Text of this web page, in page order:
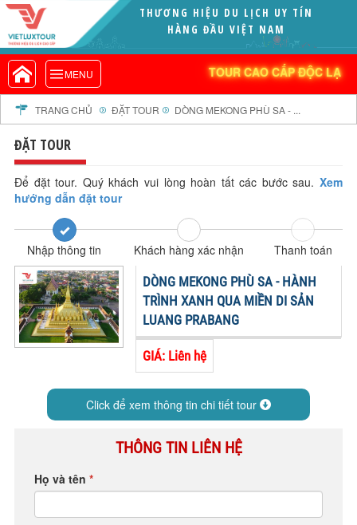
THƯƠNG HIỆU DU LỊCH UY TÍN
HÀNG ĐẦU VIỆT NAM
MENU TOUR CAO CẤP ĐỘC LẠ
VIETLUXTOUR.COM
TOUR CAO CẤP ĐỘC LẠ
TOUR TRONG NƯỚC
TOUR NƯỚC NGOÀI
TOUR KHỞI HÀNH TỪ HÀ NỘI
TOUR KHỞI HÀNH TỪ ĐÀ NẴNG
TOUR KHỞI HÀNH TỪ CẦN THƠ
TOUR ĐOÀN - M.I.C.E
TOUR COMBO
DỊCH VỤ
GIỚI THIỆU
HỒ SƠ NĂNG LỰC
PROFILE EN
THƯ KHEN VIETLUXTOUR
PROFILE HƯỚNG DẪN VIÊN
TUYỂN DỤNG
TRANG CHỦ ĐẶT TOUR DÒNG MEKONG PHÙ SA - ...
ĐẶT TOUR
Để đặt tour. Quý khách vui lòng hoàn tất các bước sau.Xem
hướng dẫn đặt tour
Nhập thông tin Khách hàng xác nhận
Thanh toán
DÒNG MEKONG PHÙ SA - HÀNH
TRÌNH XANH QUA MIỀN DI SẢN
LUANG PRABANG
GIÁ: Liên hệ
Click để xem thông tin chi tiết tour
THÔNG TIN LIÊN HỆ
Họ và tên *